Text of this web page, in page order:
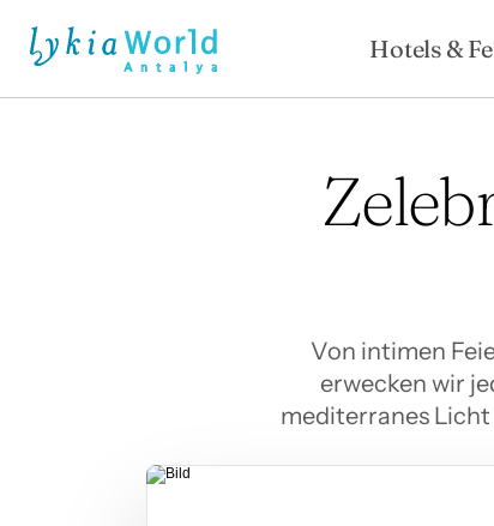
Von intimen
erwecken wir
mediterranes
Hotels &